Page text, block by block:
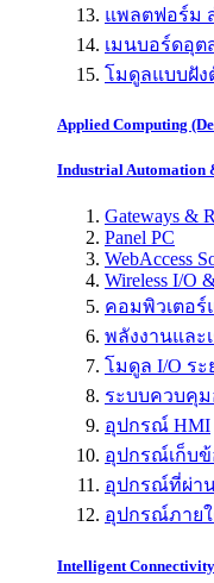
แพลตฟอร์ม
เมนบอร์ดอุต
โมดูลแบบฝัง
Applied Computing
Industrial Automation
Gateways &
Panel PC
WebAccess
Wireless I/O
คอมพิวเตอร์
พลังงานและ
โมดูล I/O ระ
ระบบควบคุ
อุปกรณ์ HMI
อุปกรณ์เก็บ
อุปกรณ์ที่ผ่า
อุปกรณ์ภายใ
Intelligent Connectivity